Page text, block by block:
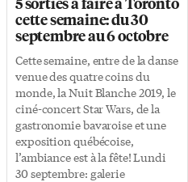
ouvrage La langue française
dans le monde, Alexandre
Wolff, responsable de
l’Observatoire de la langue
française (Organisation
internationale de la
francophonie), et Richard
Marcoux, directeur de
l’Observatoire démographique
et statistique de l’espace
francophone (Université […]
cette semaine: du 30
septembre au 6 octobre
Cette semaine, entre de la danse
venue des quatre coins du
monde, la Nuit Blanche 2019, le
ciné-concert Star Wars, de la
gastronomie bavaroise et une
exposition québécoise,
l’ambiance est à la fête! Lundi
30 septembre: galerie